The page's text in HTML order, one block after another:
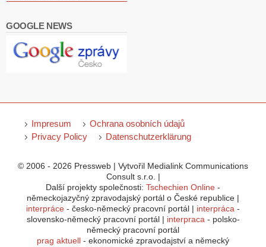
GOOGLE NEWS
Impresum
Ochrana osobních údajů
Privacy Policy
Datenschutzerklärung
© 2006 - 2026 Pressweb | Vytvořil Medialink Communications
Consult s.r.o. |
Další projekty společnosti: Tschechien Online -
německojazyčný zpravodajský portál o České republice |
interpráce - česko-německý pracovní portál | interpráca -
slovensko-německý pracovní portál | interpraca - polsko-
německý pracovní portál
prag aktuell - ekonomické zpravodajství a německý